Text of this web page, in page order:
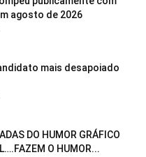
agosto de 2026
mais desapoiado
DO HUMOR GRÁFICO
O HUMOR...